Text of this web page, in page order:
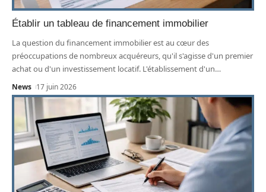
Établir un tableau de financement immobilier
La question du financement immobilier est au cœur des
préoccupations de nombreux acquéreurs, qu'il s'agisse d'un premier
achat ou d'un investissement locatif. L'établissement d'un…
News 17 juin 2026